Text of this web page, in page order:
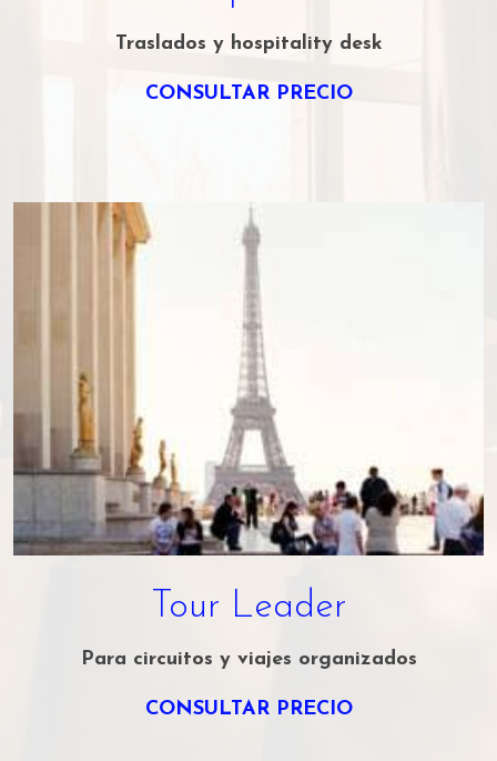
Traslados y hospitality desk
CONSULTAR PRECIO
Tour Leader
Para circuitos y viajes organizados
CONSULTAR PRECIO